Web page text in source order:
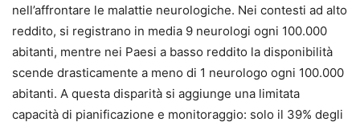
nell’affrontare le malattie neurologiche. Nei contesti ad alto
reddito, si registrano in media 9 neurologi ogni 100.000
abitanti, mentre nei Paesi a basso reddito la disponibilità
scende drasticamente a meno di 1 neurologo ogni 100.000
abitanti. A questa disparità si aggiunge una limitata
capacità di pianificazione e monitoraggio: solo il 39% degli